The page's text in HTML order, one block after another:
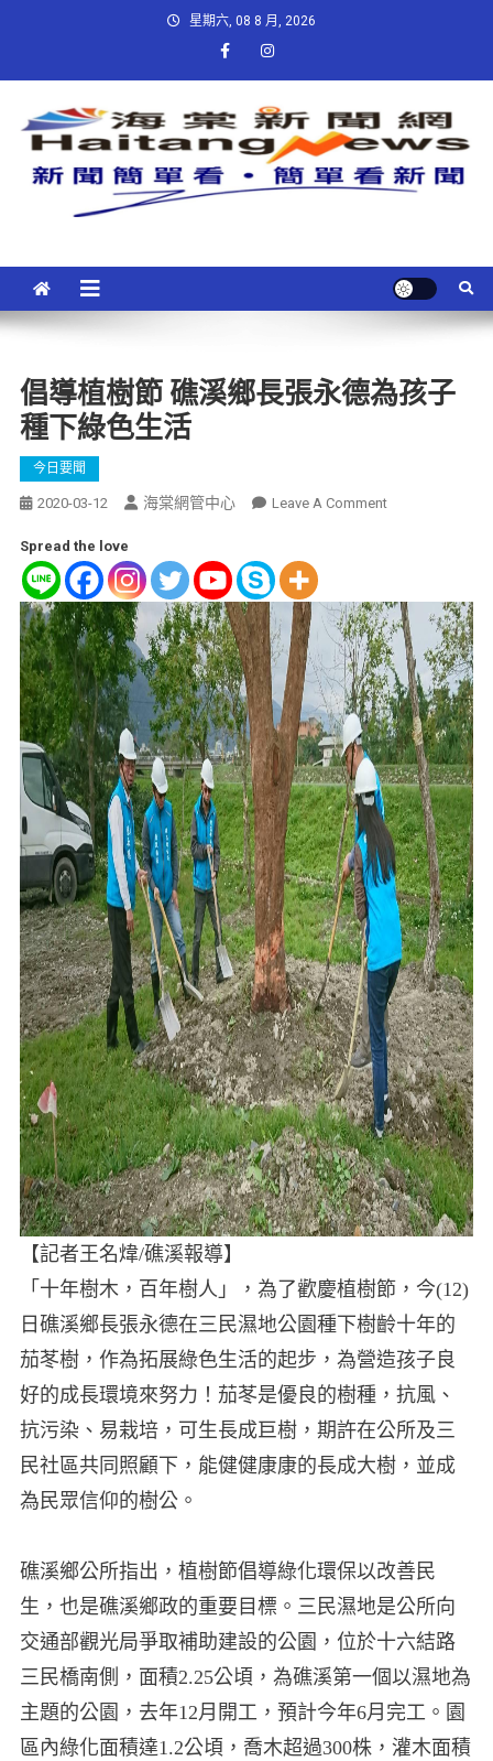
星期六, 08 8 月, 2026
倡導植樹節 礁溪鄉長張永德為孩子
種下綠色生活
今日要聞
2020-03-12 海棠網管中心 Leave A Comment
Spread the love
【記者王名煒/礁溪報導】
「十年樹木，百年樹人」，為了歡慶植樹節，今(12)
日礁溪鄉長張永德在三民濕地公園種下樹齡十年的
茄苳樹，作為拓展綠色生活的起步，為營造孩子良
好的成長環境來努力！茄苳是優良的樹種，抗風、
抗污染、易栽培，可生長成巨樹，期許在公所及三
民社區共同照顧下，能健健康康的長成大樹，並成
為民眾信仰的樹公。
礁溪鄉公所指出，植樹節倡導綠化環保以改善民
生，也是礁溪鄉政的重要目標。三民濕地是公所向
交通部觀光局爭取補助建設的公園，位於十六結路
三民橋南側，面積2.25公頃，為礁溪第一個以濕地為
主題的公園，去年12月開工，預計今年6月完工。園
區內綠化面積達1.2公頃，喬木超過300株，灌木面積